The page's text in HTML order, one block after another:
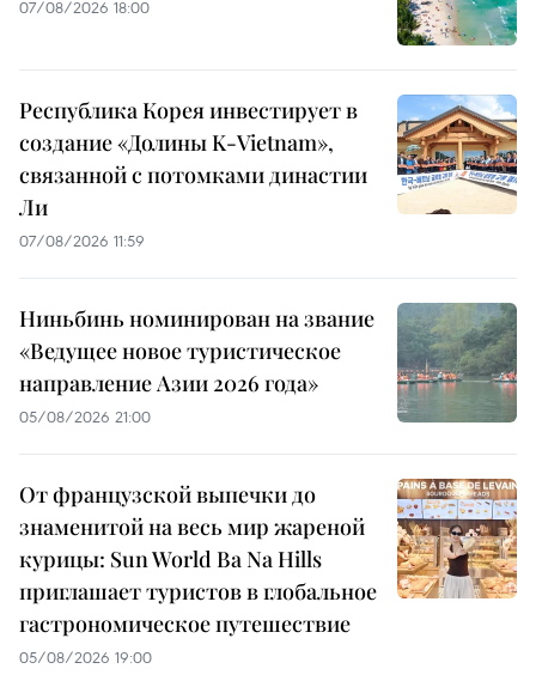
07/08/2026 18:00
Республика Корея инвестирует в
создание «Долины K-Vietnam»,
связанной с потомками династии
Ли
07/08/2026 11:59
Ниньбинь номинирован на звание
«Ведущее новое туристическое
направление Азии 2026 года»
05/08/2026 21:00
От французской выпечки до
знаменитой на весь мир жареной
курицы: Sun World Ba Na Hills
приглашает туристов в глобальное
гастрономическое путешествие
05/08/2026 19:00